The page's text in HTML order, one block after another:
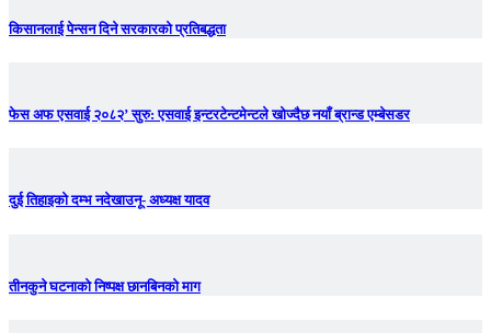
किसानलाई पेन्सन दिने सरकारको प्रतिबद्धता
फेस अफ एसवाई २०८२’ सुरु: एसवाई इन्टरटेन्टमेन्टले खोज्दैछ नयाँ ब्रान्ड एम्बेसडर
दुई तिहाइको दम्भ नदेखाउनू- अध्यक्ष यादव
तीनकुने घटनाकाे निष्पक्ष छानबिनकाे माग